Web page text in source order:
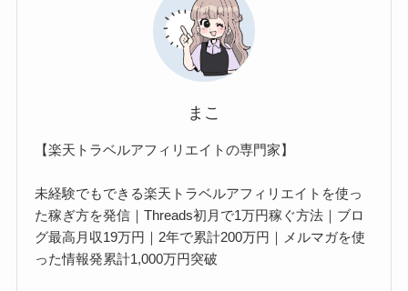
まこ
【楽天トラベルアフィリエイトの専門家】
未経験でもできる楽天トラベルアフィリエイトを使っ
た稼ぎ方を発信｜Threads初月で1万円稼ぐ方法｜ブロ
グ最高月収19万円｜2年で累計200万円｜メルマガを使
った情報発累計1,000万円突破